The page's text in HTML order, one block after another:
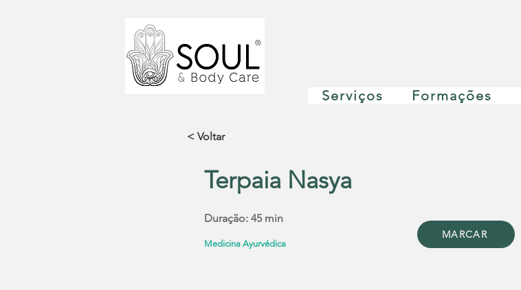
Serviços Formações
< Voltar
Terpaia Nasya
Duração: 45 min
Medicina Ayurvédica
MARCAR